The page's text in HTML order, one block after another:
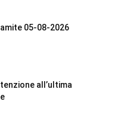
05-08-2026
all’ultima